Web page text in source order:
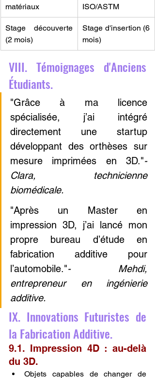
matériaux
ISO/ASTM
Stage découverte
(2 mois)
Stage d'insertion (6
mois)
VIII. Témoignages d'Anciens
Étudiants.
"Grâce à ma licence
spécialisée, j’ai intégré
directement une startup
développant des orthèses sur
mesure imprimées en 3D."-
Clara, technicienne
biomédicale.
"Après un Master en
impression 3D, j’ai lancé mon
propre bureau d’étude en
fabrication additive pour
l’automobile."- Mehdi,
entrepreneur en ingénierie
additive.
IX. Innovations Futuristes de
la Fabrication Additive.
9.1. Impression 4D : au-delà
du 3D.
Objets capables de changer de